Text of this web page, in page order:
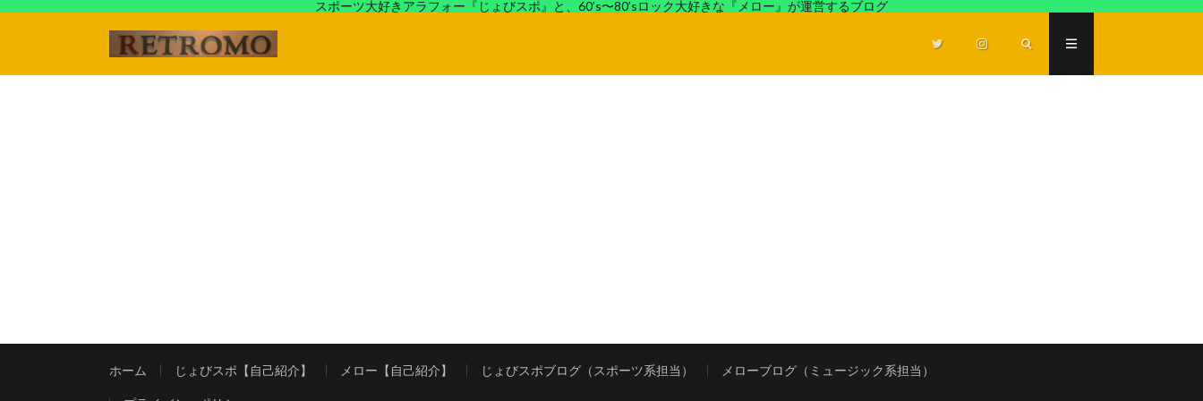
スポーツ大好きアラフォー『じょびスポ』と、60’s〜80’sロック大好きな『メロー』が運営するブログ
ホーム じょびスポ【自己紹介】 メロー【自己紹介】 じょびスポブログ（スポーツ系担当） メローブログ（ミュージック系担当）